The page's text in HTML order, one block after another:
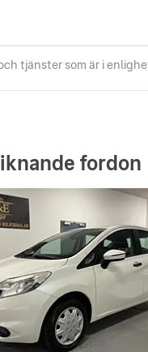
tjänster som är i
fordon